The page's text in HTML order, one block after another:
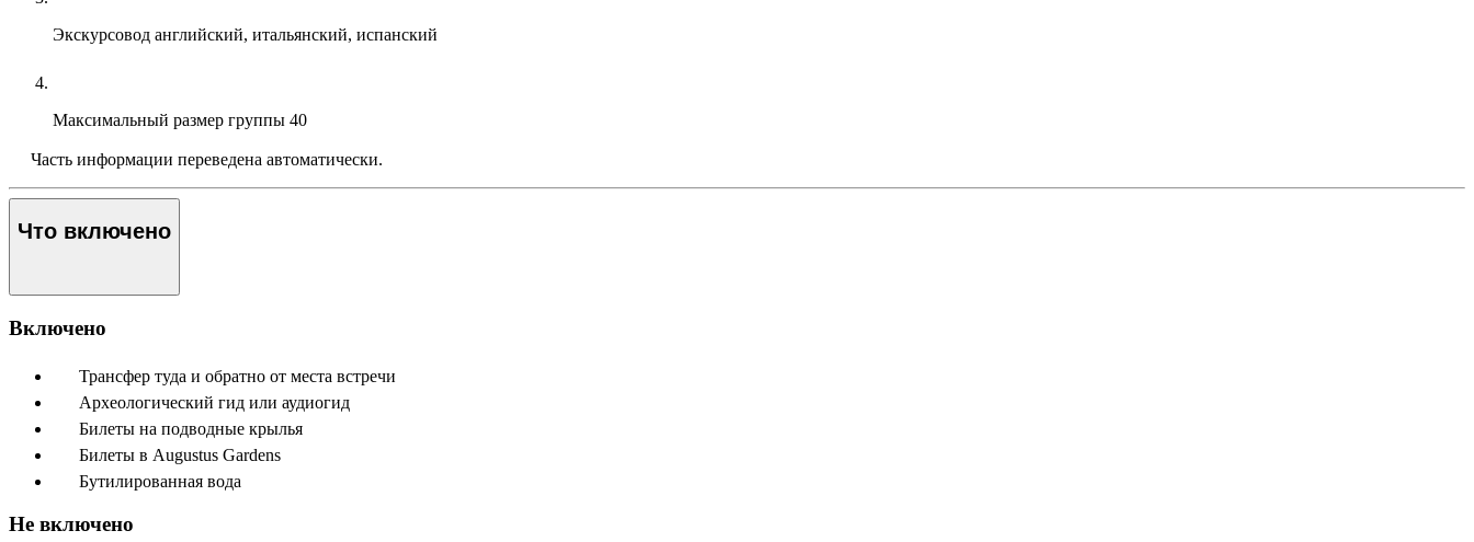
Экскурсовод английский, итальянский, испанский
Максимальный размер группы 40
Часть информации переведена автоматически.
Что включено
Включено
Трансфер туда и обратно от места встречи
Археологический гид или аудиогид
Билеты на подводные крылья
Билеты в Augustus Gardens
Бутилированная вода
Не включено